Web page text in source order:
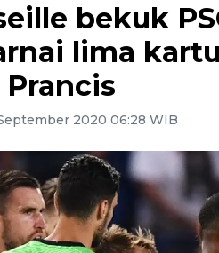
bekuk
lima
Prancis
2020 06:28 WIB